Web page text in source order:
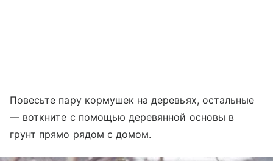
Повесьте пару кормушек на деревьях, остальные
— воткните с помощью деревянной основы в
грунт прямо рядом с домом.